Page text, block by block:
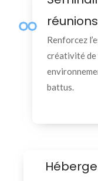
Renforcez
créativité de
battus.